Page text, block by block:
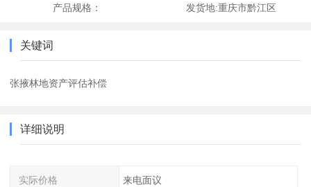
产品规格： 发货地:重庆市黔江区
关键词
张掖林地资产评估补偿
详细说明
实际价格 来电面议